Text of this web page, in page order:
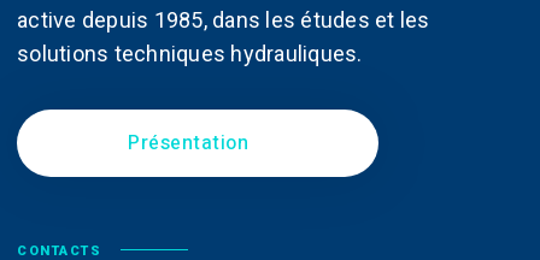
active depuis 1985, dans les études et les
solutions techniques hydrauliques.
Présentation
CONTACTS